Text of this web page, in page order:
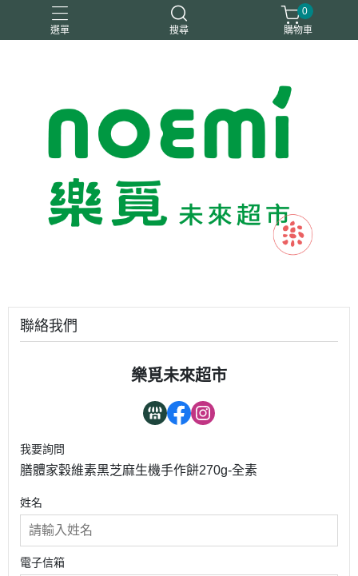
選單 搜尋
0
購物車
聯絡我們
樂覓未來超市
我要詢問
膳體家穀維素黑芝麻生機手作餅270g-全素
姓名
電子信箱